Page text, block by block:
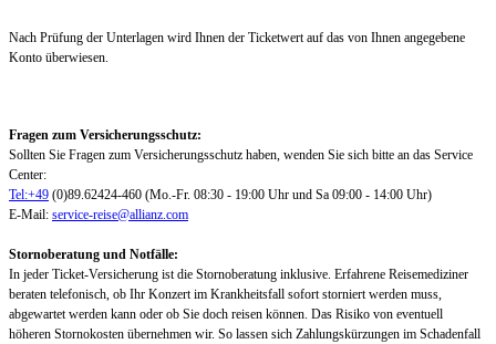
Nach Prüfung der Unterlagen wird Ihnen der Ticketwert auf das von Ihnen angegebene
Konto überwiesen.
Fragen zum Versicherungsschutz:
Sollten Sie Fragen zum Versicherungsschutz haben, wenden Sie sich bitte an das Service
Center:
Tel:+49 (0)89.62424-460 (Mo.-Fr. 08:30 - 19:00 Uhr und Sa 09:00 - 14:00 Uhr)
E-Mail: service-reise@allianz.com
Stornoberatung und Notfälle:
In jeder Ticket-Versicherung ist die Stornoberatung inklusive. Erfahrene Reisemediziner
beraten telefonisch, ob Ihr Konzert im Krankheitsfall sofort storniert werden muss,
abgewartet werden kann oder ob Sie doch reisen können. Das Risiko von eventuell
höheren Stornokosten übernehmen wir. So lassen sich Zahlungskürzungen im Schadenfall